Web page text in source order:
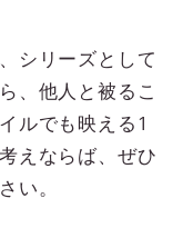
シリーズとして
、他人と被るこ
ルでも映える1
えならば、ぜひ
い。